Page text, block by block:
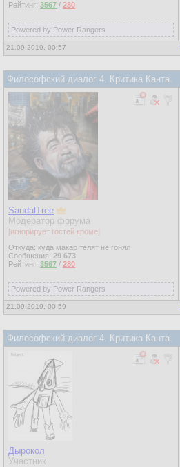
Рейтинг: 3567 / 280
Powered by Power Rangers
21.09.2019, 00:57
Философский диалог 4. Критика Канта.
SandalTree
Модератор форума
[игнорирует гостей кроме]
Откуда: куда макар телят не гонял
Сообщения: 29 673
Рейтинг: 3567 / 280
Powered by Power Rangers
21.09.2019, 00:59
Философский диалог 4. Критика Канта.
Дырокол
Участник